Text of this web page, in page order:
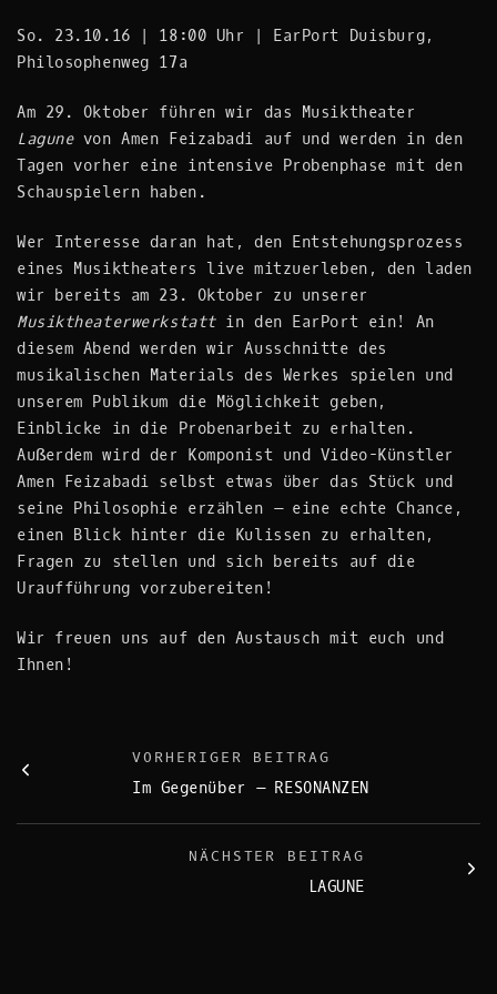
So. 23.10.16 | 18:00 Uhr | EarPort Duisburg,
Philosophenweg 17a
Am 29. Oktober führen wir das Musiktheater
Lagunevon Amen Feizabadi auf und werden in den
Tagen vorher eine intensive Probenphase mit den
Schauspielern haben.
Wer Interesse daran hat, den Entstehungsprozess
eines Musiktheaters live mitzuerleben, den laden
wir bereits am 23. Oktober zu unserer
Musiktheaterwerkstattin den EarPort ein! An
diesem Abend werden wir Ausschnitte des
musikalischen Materials des Werkes spielen und
unserem Publikum die Möglichkeit geben,
Einblicke in die Probenarbeit zu erhalten.
Außerdem wird der Komponist und Video-Künstler
Amen Feizabadi selbst etwas über das Stück und
seine Philosophie erzählen – eine echte Chance,
einen Blick hinter die Kulissen zu erhalten,
Fragen zu stellen und sich bereits auf die
Uraufführung vorzubereiten!
Wir freuen uns auf den Austausch mit euch und
Ihnen!
VORHERIGER BEITRAG
Im Gegenüber – RESONANZEN
NÄCHSTER BEITRAG
LAGUNE